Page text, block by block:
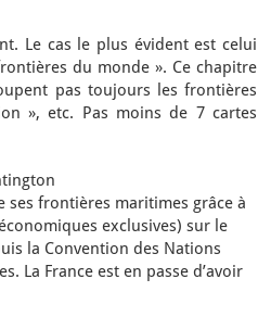
Le cas le plus évident est celui
du monde ». Ce chapitre
pas toujours les frontières
», etc. Pas moins de 7 cartes
ses frontières maritimes grâce à
exclusives) sur le
la Convention des Nations
La France est en passe d’avoir